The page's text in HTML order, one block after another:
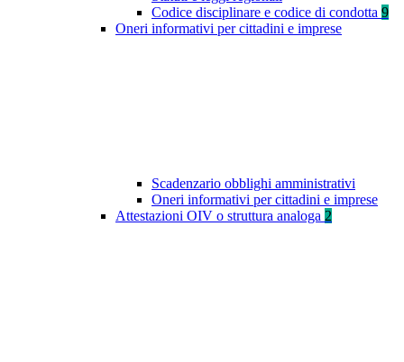
Codice disciplinare e codice di condotta 9
Oneri informativi per cittadini e imprese
Scadenzario obblighi amministrativi
Oneri informativi per cittadini e imprese
Attestazioni OIV o struttura analoga 2